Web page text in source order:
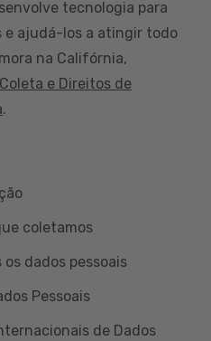
tecnologia para
e ajudá-los a atingir todo
na Califórnia,
e Direitos de
.
coletamos
os dados pessoais
Pessoais
de Dados